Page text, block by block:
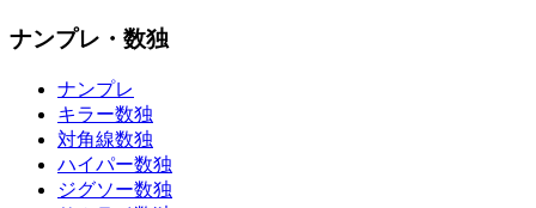
ナンプレ・数独
ナンプレ
キラー数独
対角線数独
ハイパー数独
ジグソー数独